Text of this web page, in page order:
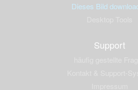
Dieses Bild
Support